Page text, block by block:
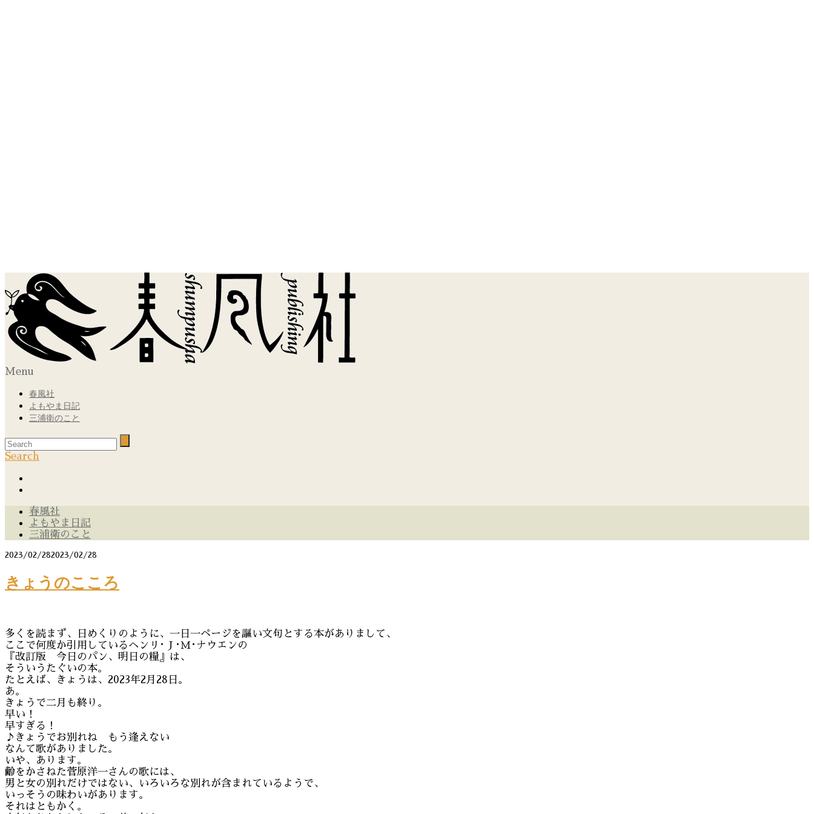
Menu
春風社
よもやま日記
三浦衛のこと
Search
春風社
よもやま日記
三浦衛のこと
2023/02/282023/02/28
きょうのこころ
多くを読まず、日めくりのように、一日一ページを謳い文句とする本がありまして、
ここで何度か引用しているヘンリ･Ｊ･Ｍ･ナウエンの
『改訂版 今日のパン、明日の糧』は、
そういうたぐいの本。
たとえば、きょうは、2023年2月28日。
あ。
きょうで二月も終り。
早い！
早すぎる！
♪きょうでお別れね もう逢えない
なんて歌がありました。
いや、あります。
齢をかさねた菅原洋一さんの歌には、
男と女の別れだけではない、いろいろな別れが含まれているようで、
いっそうの味わいがあります。
それはともかく。